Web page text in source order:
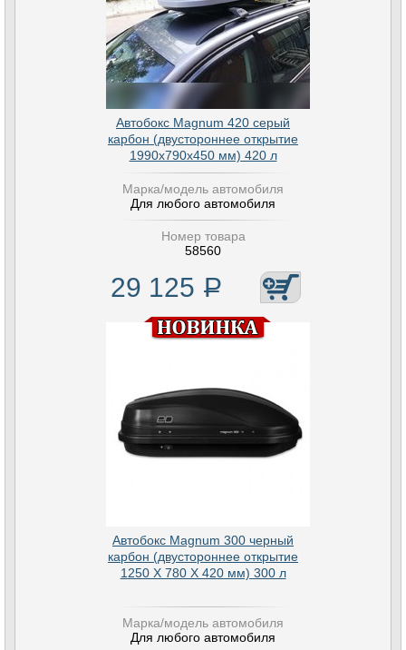
Автобокс Magnum 420 серый
карбон (двустороннее открытие
1990х790х450 мм) 420 л
Марка/модель автомобиля
Для любого автомобиля
Номер товара
58560
29 125 Р
Автобокс Magnum 300 черный
карбон (двустороннее открытие
1250 Х 780 Х 420 мм) 300 л
Марка/модель автомобиля
Для любого автомобиля